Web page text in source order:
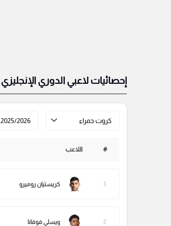
إحصائيات لاعبي الدوري الإنجليزي
كروت حمراء 2025/2026
# اللاعب
1 كريستيان روميرو
2 ويسلي فوفانا